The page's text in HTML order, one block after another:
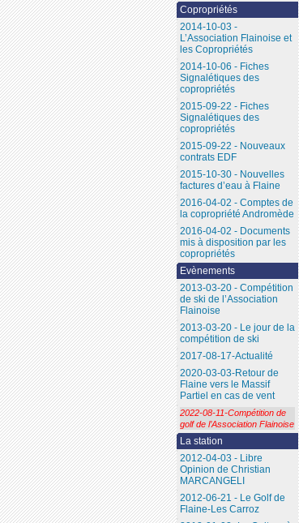
Copropriétés
2014-10-03 -
L’Association Flainoise et
les Copropriétés
2014-10-06 - Fiches
Signalétiques des
copropriétés
2015-09-22 - Fiches
Signalétiques des
copropriétés
2015-09-22 - Nouveaux
contrats EDF
2015-10-30 - Nouvelles
factures d’eau à Flaine
2016-04-02 - Comptes de
la copropriété Andromède
2016-04-02 - Documents
mis à disposition par les
copropriétés
Evènements
2013-03-20 - Compétition
de ski de l’Association
Flainoise
2013-03-20 - Le jour de la
compétition de ski
2017-08-17-Actualité
2020-03-03-Retour de
Flaine vers le Massif
Partiel en cas de vent
2022-08-11-Compétition de
golf de l’Association Flainoise
La station
2012-04-03 - Libre
Opinion de Christian
MARCANGELI
2012-06-21 - Le Golf de
Flaine-Les Carroz